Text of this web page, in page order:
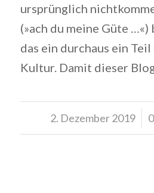
ursprünglich
(»ach du meine Güte …«)
das ein durchaus ein
Kultur. Damit dieser
2. Dezember 2019
/